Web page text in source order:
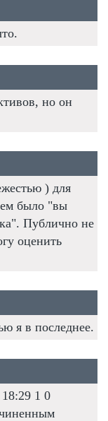
но он
) для
было "вы
Публично не
оценить
я в последнее.
1 0